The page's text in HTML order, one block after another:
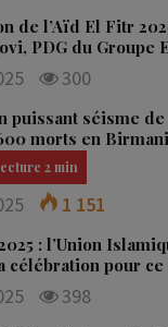
de l’Aïd El Fitr
PDG du Groupe
300
puissant séisme
morts en
1 151
: l’Union
célébration pour
398